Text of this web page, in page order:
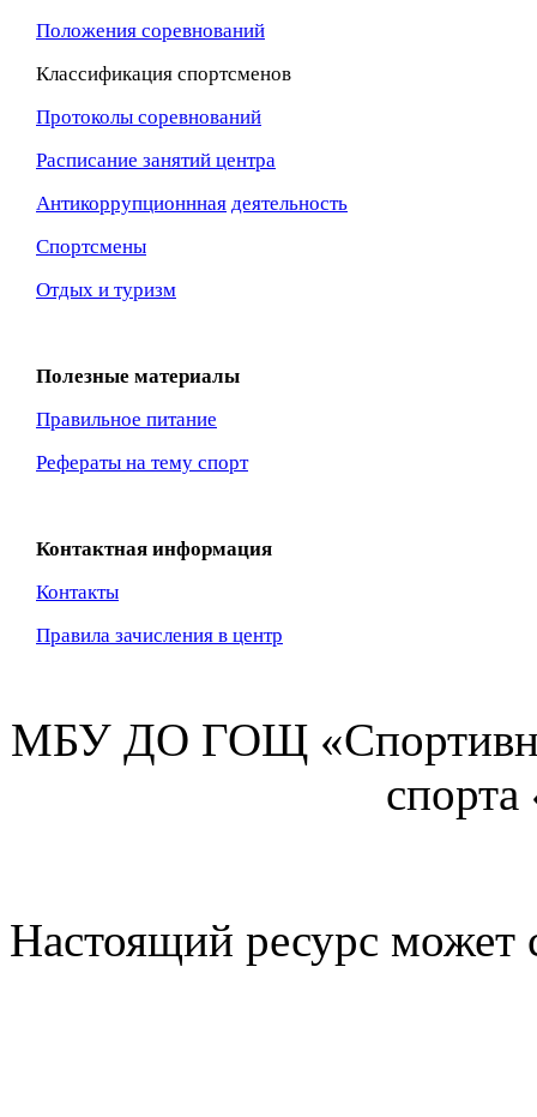
Положения соревнований
Классификация спортсменов
Протоколы соревнований
Расписание занятий центра
Антикоррупционнная деятельность
Спортсмены
Отдых и туризм
Полезные материалы
Правильное питание
Рефераты на тему спорт
Контактная информация
Контакты
Правила зачисления в центр
МБУ ДО ГОЩ
Настоящий ресурс может